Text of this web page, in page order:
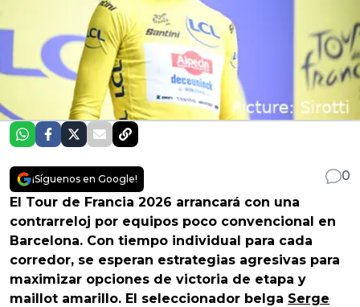
¡Síguenos en Google!
0
El Tour de Francia 2026 arrancará con una
contrarreloj por equipos poco convencional en
Barcelona. Con tiempo individual para cada
corredor, se esperan estrategias agresivas para
maximizar opciones de victoria de etapa y
maillot amarillo. El seleccionador belga Serge